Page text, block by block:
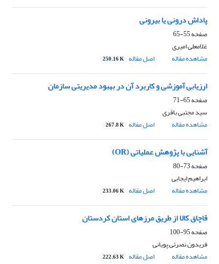
پاداش درونی یا بیرونی
صفحه55-65
غلامعلی امیری
مشاهده مقاله
اصل مقاله 250.16 K
ارزیابی آموزشی و کاربرد آن در بهبود مدیریتی سازمان
صفحه65-71
سید مجتبی باقری
مشاهده مقاله
اصل مقاله 267.8 K
آشنایی با پژوهش عملیاتی (OR)
صفحه73-80
ابراهیم ایجابی
مشاهده مقاله
اصل مقاله 233.06 K
قاچاق کالا از طریق مرزهای استان کردستان
صفحه95-100
فریدون نصرتی پویانی
مشاهده مقاله
اصل مقاله 222.63 K